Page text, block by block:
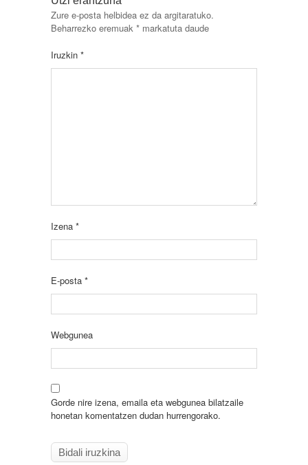
Zure e-posta helbidea ez da argitaratuko.
Beharrezko eremuak * markatuta daude
Iruzkin *
Izena *
E-posta *
Webgunea
Gorde nire izena, emaila eta webgunea bilatzaile
honetan komentatzen dudan hurrengorako.